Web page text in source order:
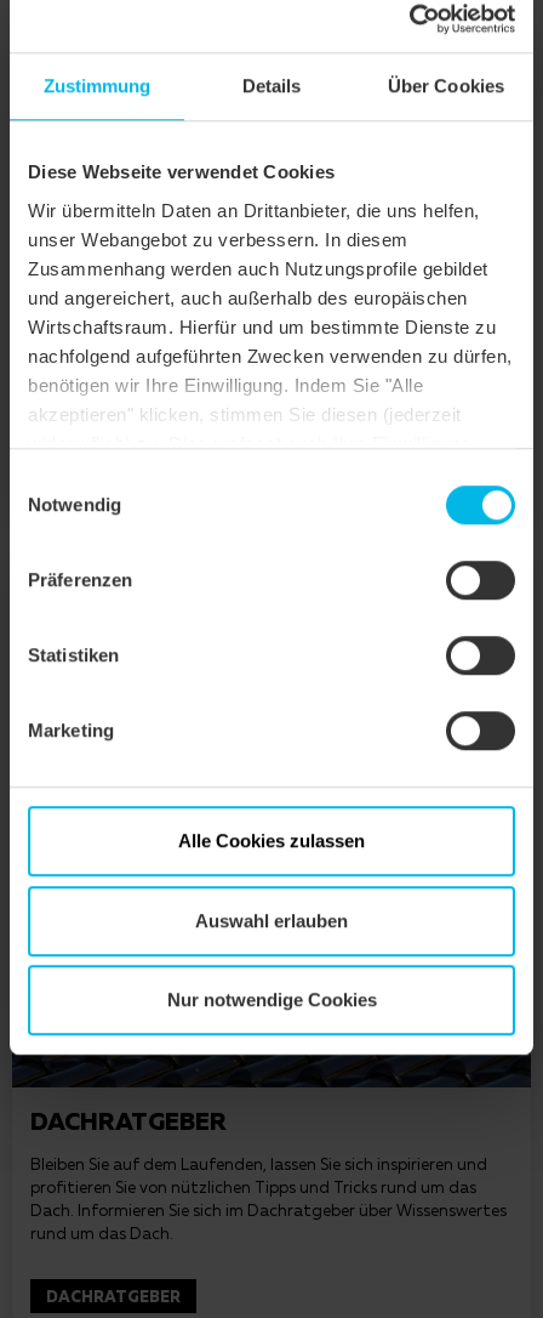
Zustimmung Details Über Cookies
Diese Webseite verwendet Cookies
Wir übermitteln Daten an Drittanbieter, die uns helfen,
unser Webangebot zu verbessern. In diesem
Zusammenhang werden auch Nutzungsprofile gebildet
und angereichert, auch außerhalb des europäischen
Wirtschaftsraum. Hierfür und um bestimmte Dienste zu
nachfolgend aufgeführten Zwecken verwenden zu dürfen,
benötigen wir Ihre Einwilligung. Indem Sie "Alle
akzeptieren" klicken, stimmen Sie diesen (jederzeit
widerruflich) zu. Dies umfasst auch Ihre Einwilligung
Einstellungen ändern oder die Datenverarbeitung
Notwendig
Präferenzen
Statistiken
Marketing
Alle Cookies zulassen
Auswahl erlauben
Nur notwendige Cookies
REFERENZEN
Lassen Sie sich inspirieren - mit fertigen Dächern von Creaton.
DACHRATGEBER
Bleiben Sie auf dem Laufenden, lassen Sie sich inspirieren und
profitieren Sie von nützlichen Tipps und Tricks rund um das
Dach. Informieren Sie sich im Dachratgeber über Wissenswertes
rund um das Dach.
DACHRATGEBER